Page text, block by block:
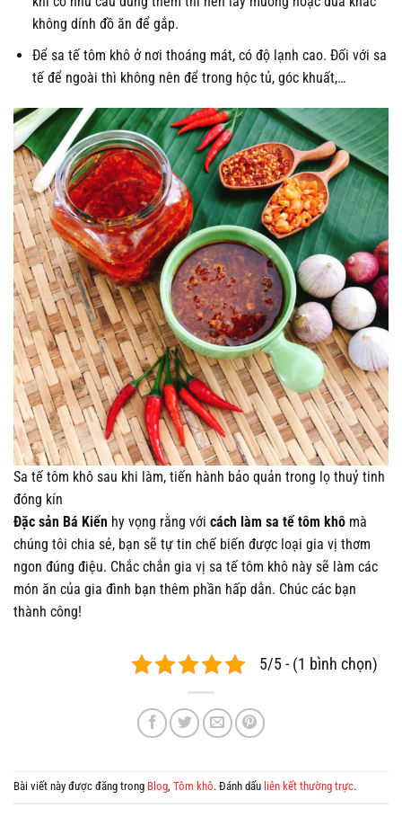
không dính đồ ăn để gắp.
Để sa tế tôm khô ở nơi thoáng mát, có độ lạnh cao. Đối với sa
tế để ngoài thì không nên để trong hộc tủ, góc khuất,…
Sa tế tôm khô sau khi làm, tiến hành bảo quản trong lọ thuỷ tinh
đóng kín
Đặc sản Bá Kiến hy vọng rằng với cách làm sa tế tôm khô mà
chúng tôi chia sẻ, bạn sẽ tự tin chế biến được loại gia vị thơm
ngon đúng điệu. Chắc chắn gia vị sa tế tôm khô này sẽ làm các
món ăn của gia đình bạn thêm phần hấp dẫn. Chúc các bạn
thành công!
5/5 - (1 bình chọn)
Bài viết này được đăng trong Blog, Tôm khô. Đánh dấu liên kết thường trực.